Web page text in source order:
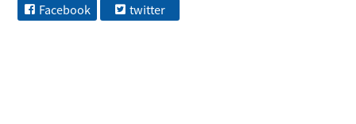
Facebook twitter